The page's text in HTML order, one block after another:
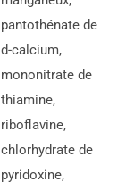
pantothénate de
d-calcium,
mononitrate de
thiamine,
riboflavine,
chlorhydrate de
pyridoxine,